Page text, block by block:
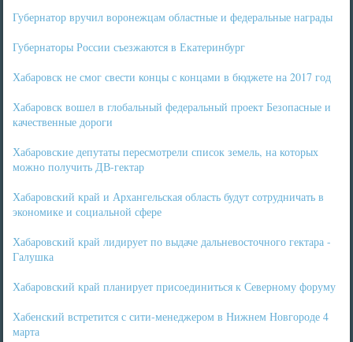
Губернатор вручил воронежцам областные и федеральные награды
Губернаторы России съезжаются в Екатеринбург
Хабаровск не смог свести концы с концами в бюджете на 2017 год
Хабаровск вошел в глобальный федеральный проект Безопасные и
качественные дороги
Хабаровские депутаты пересмотрели список земель, на которых
можно получить ДВ-гектар
Хабаровский край и Архангельская область будут сотрудничать в
экономике и социальной сфере
Хабаровский край лидирует по выдаче дальневосточного гектара -
Галушка
Хабаровский край планирует присоединиться к Северному форуму
Хабенский встретится с сити-менеджером в Нижнем Новгороде 4
марта